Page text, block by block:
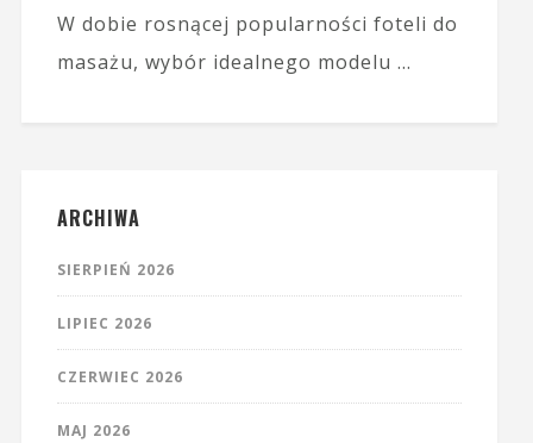
W dobie rosnącej popularności foteli do
masażu, wybór idealnego modelu …
ARCHIWA
SIERPIEŃ 2026
LIPIEC 2026
CZERWIEC 2026
MAJ 2026